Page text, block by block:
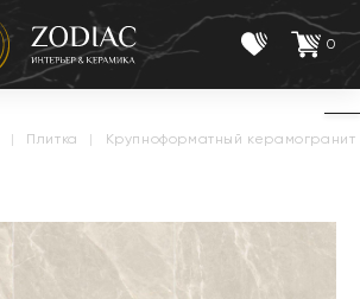
0
| плитка | крупноформатный керамогранит